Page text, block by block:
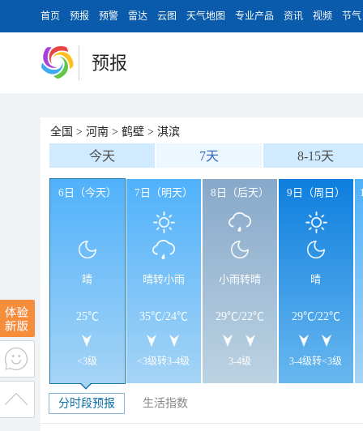
首页 预报 预警 雷达 云图 天气地图 专业产品 资讯 视频 节气
预报
全国 > 河南 > 鹤壁 > 淇滨
今天 7天 8-15天
6日（今天）
晴
25℃
<3级
7日（明天）
晴转小雨
35℃/24℃
<3级转3-4级
8日（后天）
小雨转晴
29℃/22℃
3-4级
9日（周日）
晴
29℃/22℃
3-4级转<3级
分时段预报 生活指数